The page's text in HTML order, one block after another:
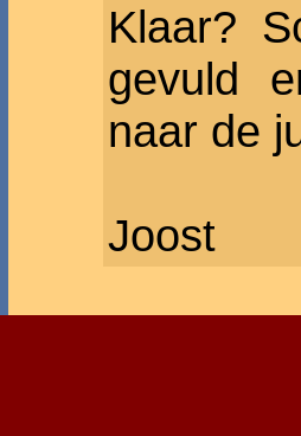
Klaar?
gevuld
naar de
Joost